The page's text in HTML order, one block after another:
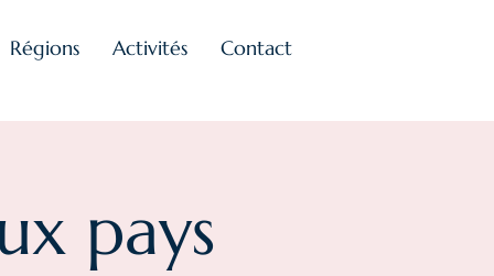
Régions Activités Contact
pays